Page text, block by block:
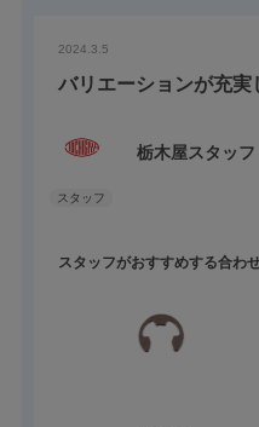
両端ともに抜け止め効果が得ら
蝶番やカラー（筒状の部品）
2024.3.5
バリエーションが充実
栃木屋スタッフ
スタッフがおすすめする合わ